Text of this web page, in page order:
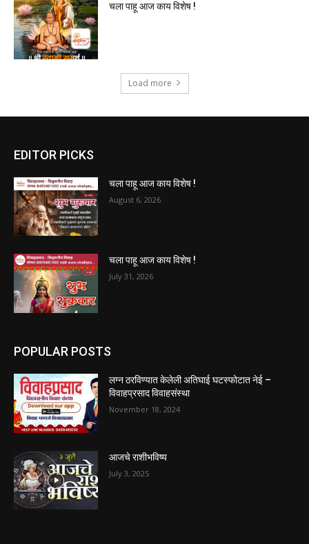
चला पाहू आज काय विशेष !
Load more
EDITOR PICKS
चला पाहू आज काय विशेष !
August 6, 2026
चला पाहू आज काय विशेष !
July 31, 2026
POPULAR POSTS
लग्न ठरविण्यात केलेली अतिघाई घटस्फोटात नेई –
विवाहप्रसाद विवाहसंस्था
November 18, 2024
आजचे राशीभविष्य
July 3, 2025